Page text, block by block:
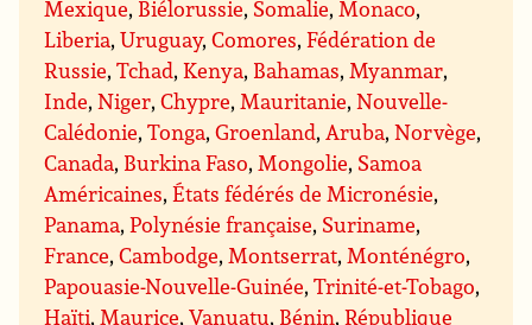
Mexique, Biélorussie, Somalie,Monaco,
Liberia,Uruguay,Comores,Fédération de
Russie,Tchad,Kenya, Bahamas,Myanmar,
Inde,Niger,Chypre,Mauritanie,Nouvelle-
Calédonie,Tonga,Groenland,Aruba,Norvège,
Canada, Burkina Faso,Mongolie, Samoa
Américaines,États fédérés de Micronésie,
Panama,Polynésie française, Suriname,
France,Cambodge,Montserrat,Monténégro,
Papouasie-Nouvelle-Guinée,Trinité-et-Tobago,
Haïti,Maurice,Vanuatu, Bénin,République